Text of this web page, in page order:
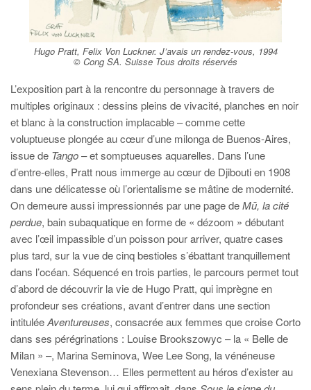
Hugo Pratt, Felix Von Luckner. J’avais un rendez-vous, 1994
© Cong SA. Suisse Tous droits réservés
L’exposition part à la rencontre du personnage à travers de
multiples originaux : dessins pleins de vivacité, planches en noir
et blanc à la construction implacable – comme cette
voluptueuse plongée au cœur d’une milonga de Buenos-Aires,
issue de Tango– et somptueuses aquarelles. Dans l’une
d’entre-elles, Pratt nous immerge au cœur de Djibouti en 1908
dans une délicatesse où l’orientalisme se mâtine de modernité.
On demeure aussi impressionnés par une page deMū, la cité
perdue, bain subaquatique en forme de « dézoom » débutant
avec l’œil impassible d’un poisson pour arriver, quatre cases
plus tard, sur la vue de cinq bestioles s’ébattant tranquillement
dans l’océan. Séquencé en trois parties, le parcours permet tout
d’abord de découvrir la vie de Hugo Pratt, qui imprègne en
profondeur ses créations, avant d’entrer dans une section
intituléeAventureuses, consacrée aux femmes que croise Corto
dans ses pérégrinations : Louise Brookszowyc – la « Belle de
Milan » –, Marina Seminova, Wee Lee Song, la vénéneuse
Venexiana Stevenson… Elles permettent au héros d’exister au